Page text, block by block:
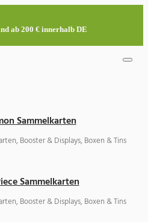
ab 200 € innerhalb DE
Sammelkarten
Booster & Displays, Boxen & Tins
Sammelkarten
Booster & Displays, Boxen & Tins